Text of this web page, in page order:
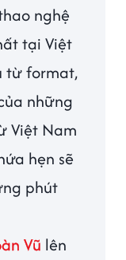
nghệ
tại Việt
từ format,
những
Việt Nam
hẹn sẽ
phút
Vũ lên